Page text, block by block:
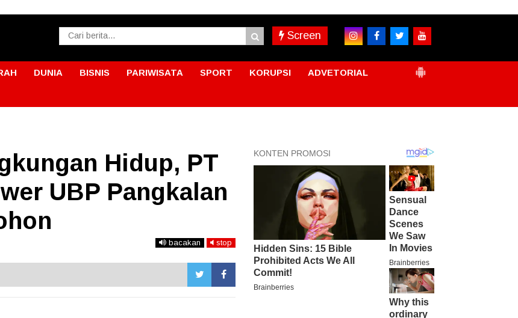
Screen
DUNIA BISNIS PARIWISATA SPORT KORUPSI ADVETORIAL
Hidup, PT
UBP Pangkalan
bacakan stop